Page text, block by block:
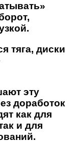
тяга, диски
эту
доработок
как для
и для